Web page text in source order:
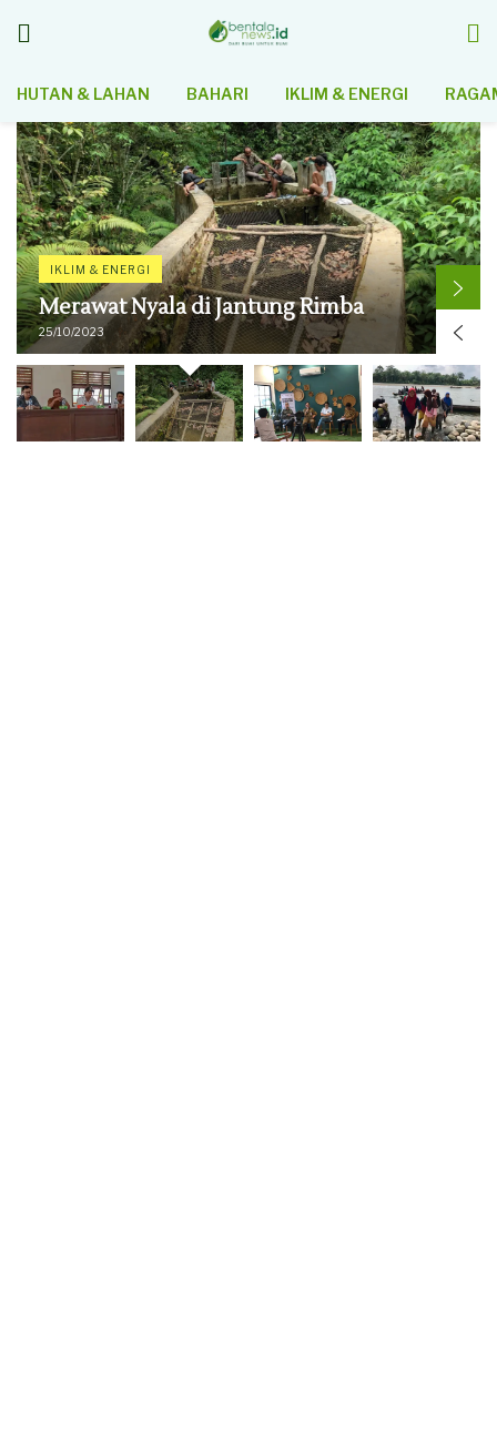
HUTAN & LAHAN BAHARI IKLIM & ENERGI
IKLIM & ENERGI
Energi Bersih Harus Bebas Polutan
12/10/2023